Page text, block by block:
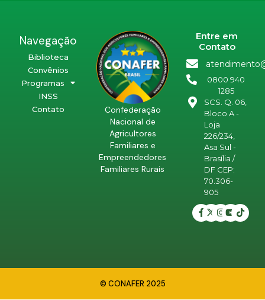
Navegação
Biblioteca
Convênios
Programas
INSS
Contato
Confederação
Nacional de
Agricultores
Familiares e
Empreendedores
Familiares Rurais
Entre em
Contato
0800 940
1285
SCS. Q. 06,
Bloco A -
Loja
226/234,
Asa Sul -
Brasília /
DF CEP:
70.306-
905
© CONAFER 2025